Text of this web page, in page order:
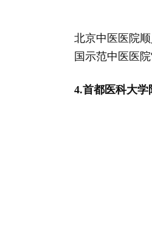
北京中医医院
国示范中医医
4.首都医科大